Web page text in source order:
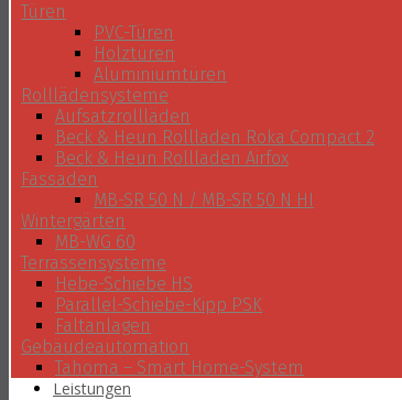
Türen
PVC-Türen
Holztüren
Aluminiumtüren
Rolllädensysteme
Aufsatzrollläden
Beck & Heun Rollladen Roka Compact 2
Beck & Heun Rollladen Airfox
Fassaden
MB-SR 50 N / MB-SR 50 N HI
Wintergärten
MB-WG 60
Terrassensysteme
Hebe-Schiebe HS
Parallel-Schiebe-Kipp PSK
Faltanlagen
Gebäudeautomation
Tahoma – Smart Home-System
Leistungen